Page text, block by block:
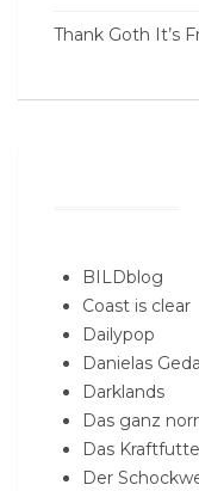
Thank Goth It’s
BILDblog
Coast is clear
Dailypop
Danielas
Darklands
Das ganz
Das
Der